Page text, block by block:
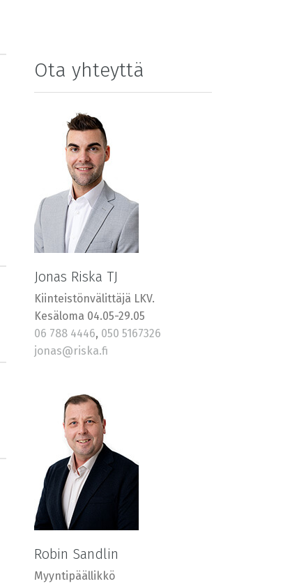
Ota yhteyttä
Jonas Riska TJ
Kiinteistönvälittäjä LKV.
Kesäloma 04.05-29.05
06 788 4446, 050 5167326
jonas@riska.fi
Robin Sandlin
Myyntipäällikkö